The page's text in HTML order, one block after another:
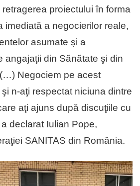
retragerea proiectului în forma
imediată a negocierilor reale,
asumate şi a
angajaţii din Sănătate şi din
Negociem pe acest
n-aţi respectat niciuna dintre
aţi ajuns după discuţiile cu
declarat Iulian Pope,
SANITAS din România.